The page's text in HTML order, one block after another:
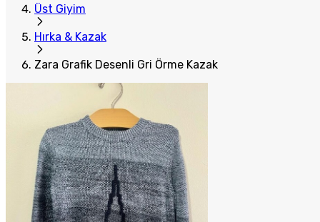
Üst Giyim
Hırka & Kazak
Zara Grafik Desenli Gri Örme Kazak